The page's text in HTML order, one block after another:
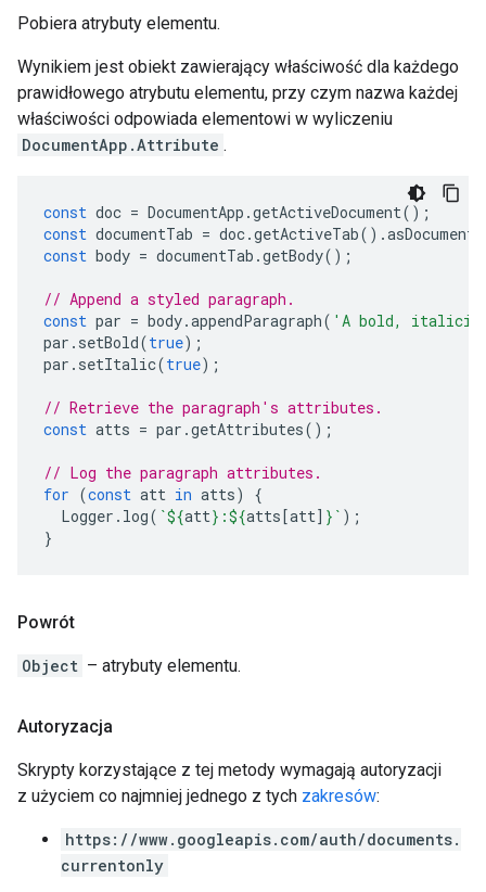
Pobiera atrybuty elementu.
Wynikiem jest obiekt zawierający właściwość dla każdego
prawidłowego atrybutu elementu, przy czym nazwa każdej
właściwości odpowiada elementowi w wyliczeniu
DocumentApp.Attribute .
const doc = DocumentApp .getActiveDocument();
const documentTab = doc.getActiveTab().
const body = documentTab .getBody();
// Append a styled paragraph.
const par = body.appendParagraph( 'A bold,
par . setBold(true);
par . setItalic(true);
// Retrieve the paragraph's attributes.
const atts = par .getAttributes();
// Log the paragraph attributes.
for (const att in atts)
{
Logger . log( `${att} :${atts[att] } ` );
}
Powrót
Object – atrybuty elementu.
Autoryzacja
Skrypty korzystające z tej metody wymagają autoryzacji
z użyciem co najmniej jednego z tych zakresów:
https://www.googleapis.com/auth/documents.
currentonly